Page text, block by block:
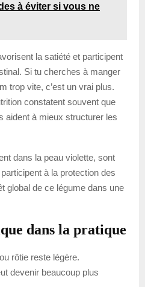
à éviter si vous ne
la satiété et participent
Si tu cherches à manger
trop vite, c’est un vrai plus.
constatent souvent que
aident à mieux structurer les
dans la peau violette, sont
à la protection des
global de ce légume dans une
dans la pratique
rôtie reste légère.
devenir beaucoup plus